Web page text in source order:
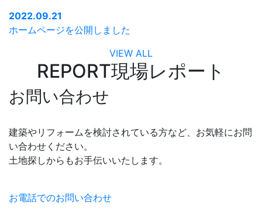
2022.09.21
ホームページを公開しました
VIEW ALL
REPORT現場レポート
お問い合わせ
建築やリフォームを検討されている方など、お気軽にお問
い合わせください。
土地探しからもお手伝いいたします。
お電話でのお問い合わせ